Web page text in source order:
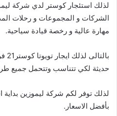
لذلك استئجار كوستر لدي شركة
الشركات و المجموعات و رحلات
مهارة عالية و رخصة قيادة سياحية.
حديثة لكي تتناسب وتتحمل جميع
لذلك توفر لكم شركة ليموزين بداية
بأفضل الاسعار.